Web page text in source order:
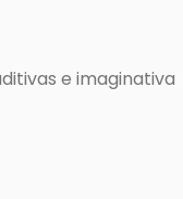
e imaginativa